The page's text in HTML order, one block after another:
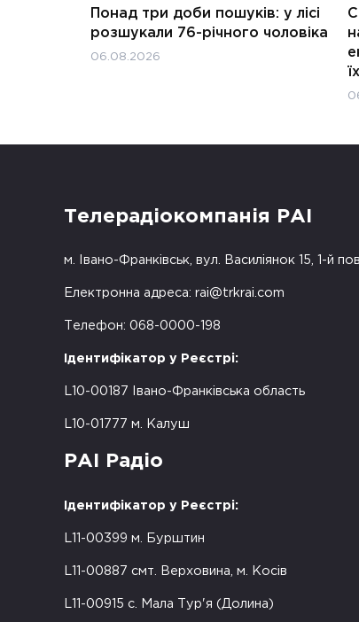
Понад три доби пошуків: у лісі
розшукали 76-річного чоловіка
06.08.2026
Телерадіокомпанія РАІ
м. Івано-Франківськ, вул. Василіянок 15, 1-й
Електронна адреса: rai@trkrai.com
Телефон: 068-0000-198
Ідентифікатор у Реєстрі:
L10-00187 Івано-Франківська область
L10-01777 м. Калуш
РАІ Радіо
Ідентифікатор у Реєстрі:
L11-00399 м. Бурштин
L11-00887 смт. Верховина, м. Косів
L11-00915 с. Мала Тур'я (Долина)